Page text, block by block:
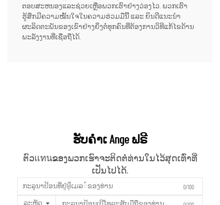
ຕອບສະຫນອງແລະຊ່ວຍເຫຼືອພວກເຮົາຢ່າງວ່ອງໄວ. ພວກເຮົາ
ຮູ້ສຶກມີຄວາມໝັ້ນໃຈໃນຄວາມຮ່ວມມືນີ້ ແລະ ຍິນດີແນະນຳ
ຜະລິດຕະພັນຂອງເຂົາຢ່າງຍິ່ງຕໍ່ທຸກຄົນທີ່ຕ້ອງການວິທີແກ້ໄຂດ້ານ
ພະລັງງານທີ່ເຊື່ອຖືໄດ້.
ຮັບຄຳເ Ange ຟຣີ
ຕົວแทนຂອງພວກເຮົາຈະຕິດຕໍ່ທ່ານໃນໄວ້ສຸດເທົ່າທີ່
ເປັນໄປໄດ້.
0/100
ລະຫັດ